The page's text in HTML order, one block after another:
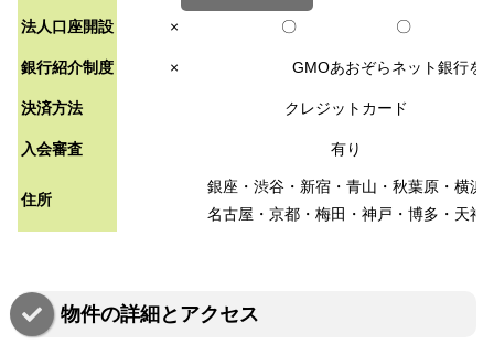
法人口座開設 × 〇 〇
銀行紹介制度 × GMOあおぞらネット銀行を
決済方法 クレジットカード
入会審査 有り
住所
銀座・渋谷・新宿・青山・秋葉原・横浜
名古屋・京都・梅田・神戸・博多・天神
物件の詳細とアクセス